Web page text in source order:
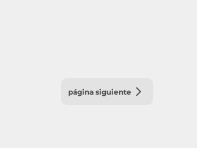
página siguiente